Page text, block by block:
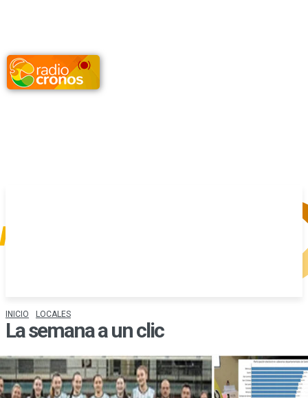
INICIO LOCALES
La semana a un clic